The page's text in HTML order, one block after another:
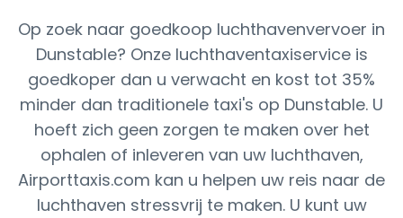
Op zoek naar goedkoop luchthavenvervoer in
Dunstable? Onze luchthaventaxiservice is
goedkoper dan u verwacht en kost tot 35%
minder dan traditionele taxi's op Dunstable. U
hoeft zich geen zorgen te maken over het
ophalen of inleveren van uw luchthaven,
Airporttaxis.com kan u helpen uw reis naar de
luchthaven stressvrij te maken. U kunt uw